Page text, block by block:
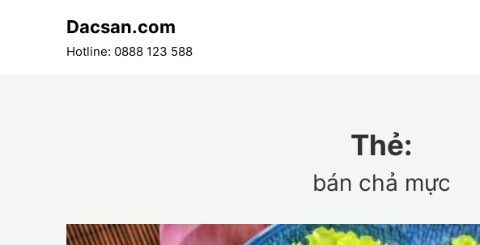
Dacsan.com
Hotline: 0888 123 588
Thẻ:
bán chả mực